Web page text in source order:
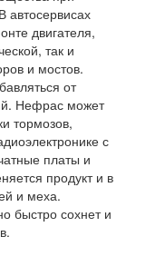
автосервисах
двигателя,
так и
и мостов.
от
Нефрас может
тормозов,
с
платы и
продукт и в
и меха.
быстро сохнет и